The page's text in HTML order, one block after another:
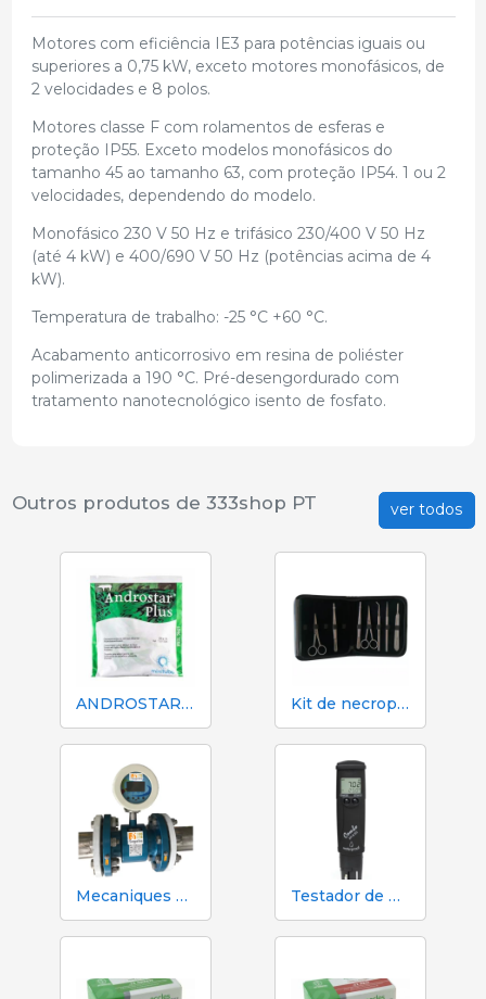
Motores com eficiência IE3 para potências iguais ou
superiores a 0,75 kW, exceto motores monofásicos, de
2 velocidades e 8 polos.
Motores classe F com rolamentos de esferas e
proteção IP55. Exceto modelos monofásicos do
tamanho 45 ao tamanho 63, com proteção IP54. 1 ou 2
velocidades, dependendo do modelo.
Monofásico 230 V 50 Hz e trifásico 230/400 V 50 Hz
(até 4 kW) e 400/690 V 50 Hz (potências acima de 4
kW).
Temperatura de trabalho: -25 °C +60 °C.
Acabamento anticorrosivo em resina de poliéster
polimerizada a 190 °C. Pré-desengordurado com
tratamento nanotecnológico isento de fosfato.
ver todos
Outros produtos de 333shop PT
ANDROSTAR PLUS 47 g / 100 L - Diluente de sêmen de longa duração Kit de necropsia e dissecção 333 - 7 instrumentos
Mecaniques Segalés DN150 Contador de Volume e Nitrogênio Testador de pH, EC, TDS e temperatura Hanna HI98130